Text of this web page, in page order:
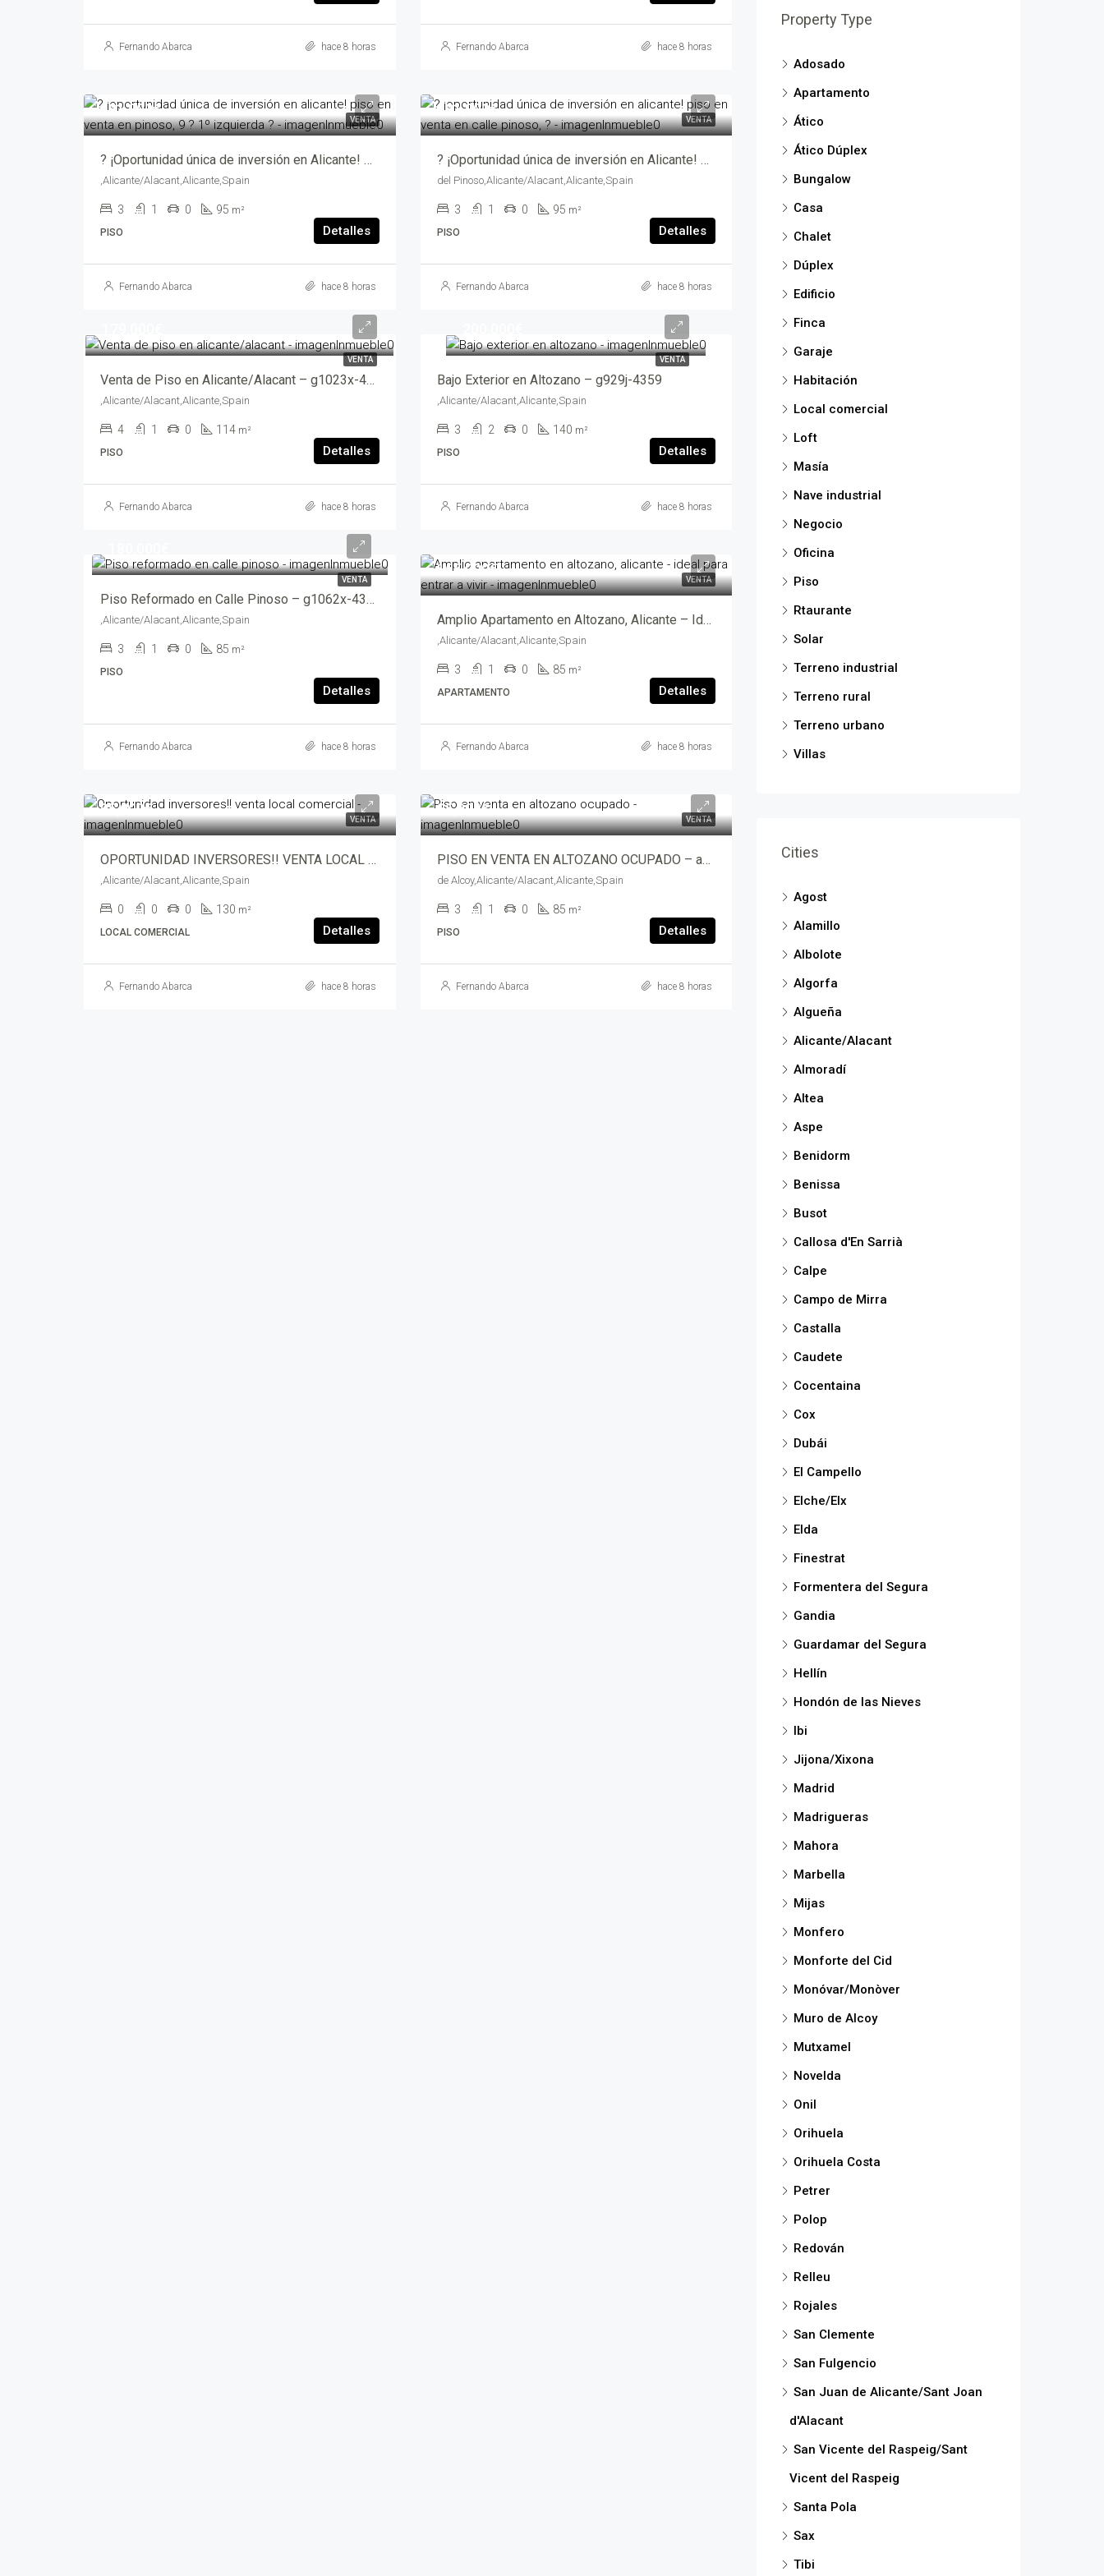
Fernando Abarca hace 8 horas Fernando Abarca hace 8 horas
VENTA
181,900€
? ¡Oportunidad única de inversión en Alicante! Piso en venta en Pinoso, 9 ? 1º Izquierda ? – mv205161
,Alicante/Alacant,Alicante,Spain
3 1 0 95 m²
PISO
Detalles
Fernando Abarca hace 8 horas
VENTA
181,900€
? ¡Oportunidad única de inversión en Alicante! Piso en venta en Calle Pinoso, ? – mv205343-2469
del Pinoso,Alicante/Alacant,Alicante,Spain
3 1 0 95 m²
PISO
Detalles
Fernando Abarca hace 8 horas
VENTA
Venta de Piso en Alicante/Alacant – g1023x-4359
,Alicante/Alacant,Alicante,Spain
4 1 0 114 m²
PISO
Detalles
Fernando Abarca hace 8 horas
VENTA
Bajo Exterior en Altozano – g929j-4359
,Alicante/Alacant,Alicante,Spain
3 2 0 140 m²
PISO
Detalles
Fernando Abarca hace 8 horas
VENTA
Piso Reformado en Calle Pinoso – g1062x-4359
,Alicante/Alacant,Alicante,Spain
3 1 0 85 m²
PISO
Detalles
Fernando Abarca hace 8 horas
VENTA
165,000€
Amplio Apartamento en Altozano, Alicante – Ideal para Entrar a Vivir – mv205363-2469
,Alicante/Alacant,Alicante,Spain
3 1 0 85 m²
APARTAMENTO
Detalles
Fernando Abarca hace 8 horas
VENTA
95,000€
OPORTUNIDAD INVERSORES!! VENTA LOCAL COMERCIAL – 18532-5476
,Alicante/Alacant,Alicante,Spain
0 0 0 130 m²
LOCAL COMERCIAL
Detalles
Fernando Abarca hace 8 horas
VENTA
85,000€
PISO EN VENTA EN ALTOZANO OCUPADO – avdaalcoy-12421
de Alcoy,Alicante/Alacant,Alicante,Spain
3 1 0 85 m²
PISO
Detalles
Fernando Abarca hace 8 horas
Property Type
Adosado
Apartamento
Ático
Ático Dúplex
Bungalow
Casa
Chalet
Dúplex
Edificio
Finca
Garaje
Habitación
Local comercial
Loft
Masía
Nave industrial
Negocio
Oficina
Piso
Rtaurante
Solar
Terreno industrial
Terreno rural
Terreno urbano
Villas
Cities
Agost
Alamillo
Albolote
Algorfa
Algueña
Alicante/Alacant
Almoradí
Altea
Aspe
Benidorm
Benissa
Busot
Callosa d'En Sarrià
Calpe
Campo de Mirra
Castalla
Caudete
Cocentaina
Cox
Dubái
El Campello
Elche/Elx
Elda
Finestrat
Formentera del Segura
Gandia
Guardamar del Segura
Hellín
Hondón de las Nieves
Ibi
Jijona/Xixona
Madrid
Madrigueras
Mahora
Marbella
Mijas
Monfero
Monforte del Cid
Monóvar/Monòver
Muro de Alcoy
Mutxamel
Novelda
Onil
Orihuela
Orihuela Costa
Petrer
Polop
Redován
Relleu
Rojales
San Clemente
San Fulgencio
San Juan de Alicante/Sant Joan
d'Alacant
San Vicente del Raspeig/Sant
Vicent del Raspeig
Santa Pola
Sax
Tibi